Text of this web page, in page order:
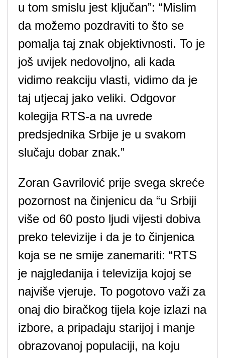
u tom smislu jest ključan”: “Mislim
da možemo pozdraviti to što se
pomalja taj znak objektivnosti. To je
još uvijek nedovoljno, ali kada
vidimo reakciju vlasti, vidimo da je
taj utjecaj jako veliki. Odgovor
kolegija RTS-a na uvrede
predsjednika Srbije je u svakom
slučaju dobar znak.”
Zoran Gavrilović prije svega skreće
pozornost na činjenicu da “u Srbiji
više od 60 posto ljudi vijesti dobiva
preko televizije i da je to činjenica
koja se ne smije zanemariti: “RTS
je najgledanija i televizija kojoj se
najviše vjeruje. To pogotovo važi za
onaj dio biračkog tijela koje izlazi na
izbore, a pripadaju starijoj i manje
obrazovanoj populaciji, na koju